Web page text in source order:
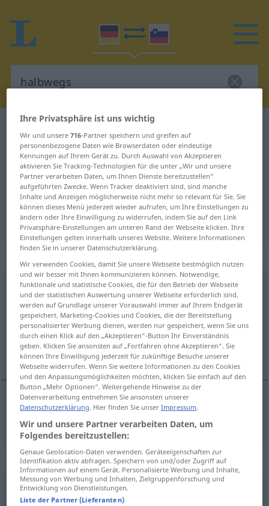
Deutsch-Slowenisch Wörterbuch
Deutsch-Slowenisch Übersetzung
für "halbwegs"
"halbwegs" Slowenisch
Übersetzung
„halbwegs“
halbwegs
Übersicht aller Übersetzungen
(Für mehr Details die Übersetzung anklicken/antippen)
za sílo, kólikor tóliko
sílo,kólikortóliko halbwegs
Synonyme für "halbwegs"
ziemlich (ugs.),durchaus,verhältnismäßig
Ihre Privatsphäre ist uns wichtig
Wir und unsere716-Partner speichern und greifen auf
personenbezogene Daten wie Browserdaten oder eindeutige
Kennungen auf Ihrem Gerät zu. Durch Auswahl von Akzeptieren
aktivieren Sie Tracking-Technologien für die unter „Wir und unsere
Partner verarbeiten Daten, um Ihnen Dienste bereitzustellen“
aufgeführten Zwecke. Wenn Tracker deaktiviert sind, sind manche
Inhalte und Anzeigen möglicherweise nicht mehr so relevant für Sie. Sie
können dieses Menü jederzeit wieder aufrufen, um Ihre Einstellungen zu
ändern oder Ihre Einwilligung zu widerrufen, indem Sie auf den Link
Privatsphäre-Einstellungen am unteren Rand der Webseite klicken. Ihre
Einstellungen gelten innerhalb unseres Website. Weitere Informationen
finden Sie in unserer Datenschutzerklärung.
Wir verwenden Cookies, damit Sie unsere Webseite bestmöglich nutzen
und wir besser mit Ihnen kommunizieren können. Notwendige,
funktionale und statistische Cookies, die für den Betrieb der Webseite
und der statistischen Auswertung unserer Webseite erforderlich sind,
werden auf Grundlage unserer Vorauswahl immer auf Ihrem Endgerät
gespeichert. Marketing-Cookies und Cookies, die der Bereitstellung
personalisierter Werbung dienen, werden nur gespeichert, wenn Sie uns
durch einen Klick auf den „Akzeptieren“-Button Ihr Einverständnis
geben. Klicken Sie ansonsten auf „Fortfahren ohne Akzeptieren“. Sie
können Ihre Einwilligung jederzeit für zukünftige Besuche unserer
Webseite widerrufen. Wenn Sie weitere Informationen zu den Cookies
und den Anpassungsmöglichkeiten möchten, klicken Sie einfach auf den
Button „Mehr Optionen“. Weitergehende Hinweise zu der
Datenverarbeitung entnehmen Sie ansonsten unserer
Datenschutzerklärung. Hier finden Sie unserImpressum.
Wir und unsere Partner verarbeiten Daten, um
Folgendes bereitzustellen:
Genaue Geolocation-Daten verwenden. Geräteeigenschaften zur
Identifikation aktiv abfragen. Speichern von und/oder Zugriff auf
Informationen auf einem Gerät. Personalisierte Werbung und Inhalte,
Messung von Werbung und Inhalten, Zielgruppenforschung und
Entwicklung von Dienstleistungen.
Liste der Partner (Lieferanten)